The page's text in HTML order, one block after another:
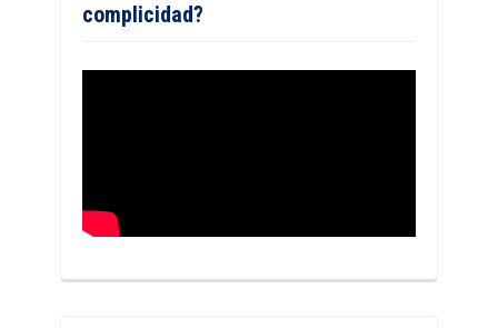
complicidad?